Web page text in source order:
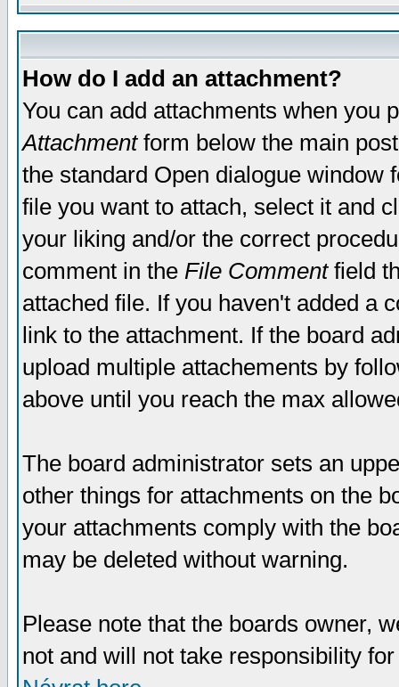
How do I add an attachment?
You can add attachments when you
Attachmentform below the main
the standard Open dialogue window
file you want to attach, select it and
your liking and/or the correct
comment in the File Commentfield
attached file. If you haven't added a
link to the attachment. If the board
upload multiple attachements by
above until you reach the max
The board administrator sets an
other things for attachments on the
your attachments comply with the
may be deleted without warning.
Please note that the boards owner,
not and will not take responsibility